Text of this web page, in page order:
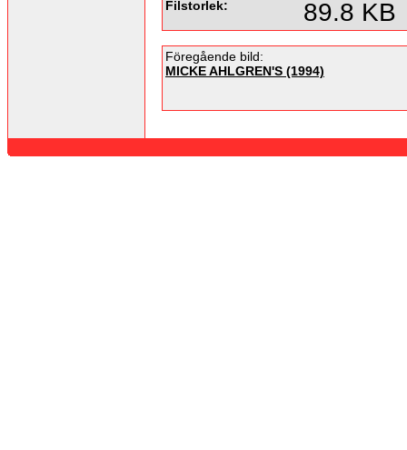
Filstorlek: 89.8 KB
Föregående bild:
MICKE AHLGREN'S (1994)